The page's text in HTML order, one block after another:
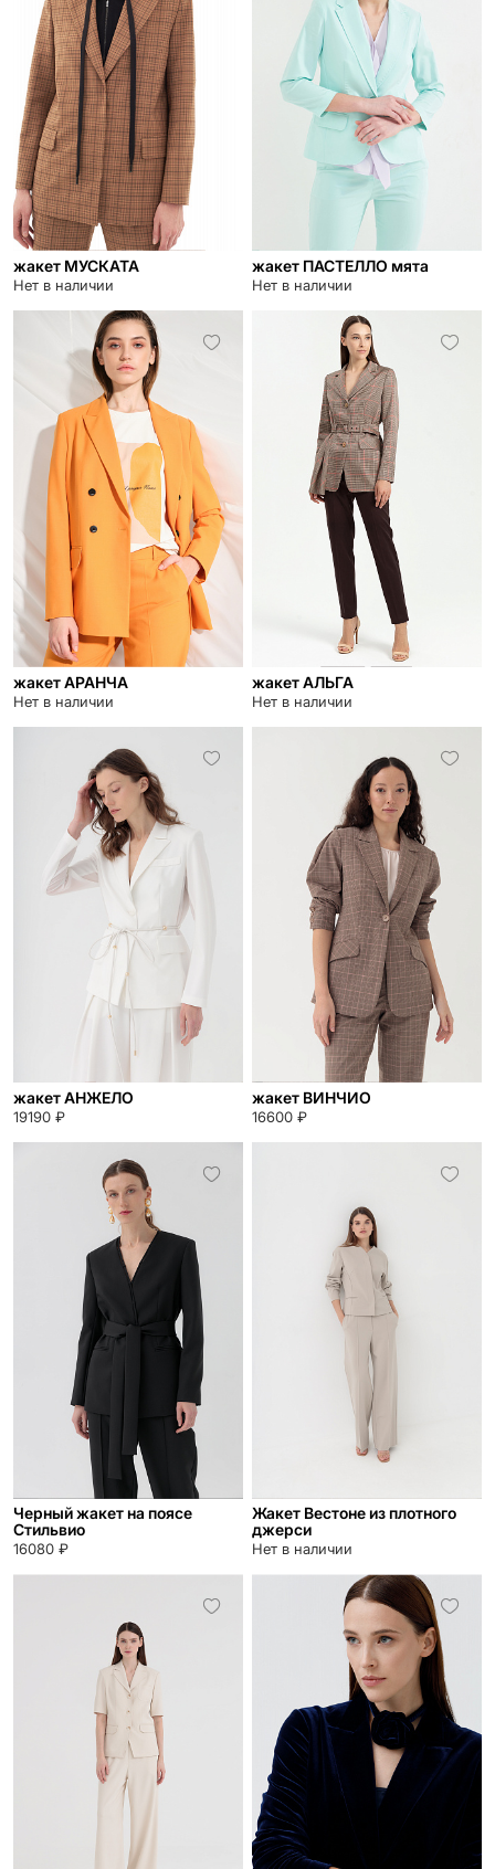
жакет МУСКАТА
Нет в наличии
жакет ПАСТЕЛЛО мята
Нет в наличии
жакет АРАНЧА
Нет в наличии
жакет АЛЬГА
Нет в наличии
жакет АНЖЕЛО
19190 ₽
жакет ВИНЧИО
16600 ₽
Черный жакет на поясе
Стильвио
16080 ₽
Жакет Вестоне из плотного
джерси
Нет в наличии